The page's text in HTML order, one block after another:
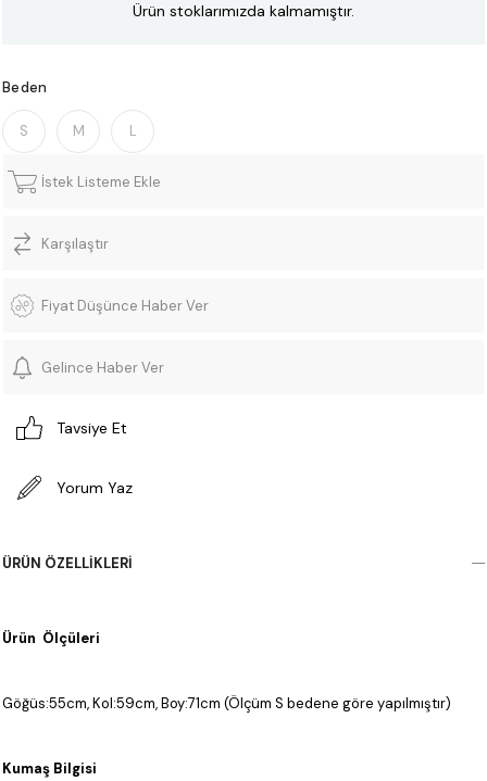
Ürün stoklarımızda kalmamıştır.
Beden
S M L
İstek Listeme Ekle
Karşılaştır
Fiyat Düşünce Haber Ver
Gelince Haber Ver
Tavsiye Et
Yorum Yaz
ÜRÜN ÖZELLIKLERI
Ürün Ölçüleri
Göğüs:55cm, Kol:59cm, Boy:71cm (Ölçüm S bedene göre yapılmıştır)
Kumaş Bilgisi